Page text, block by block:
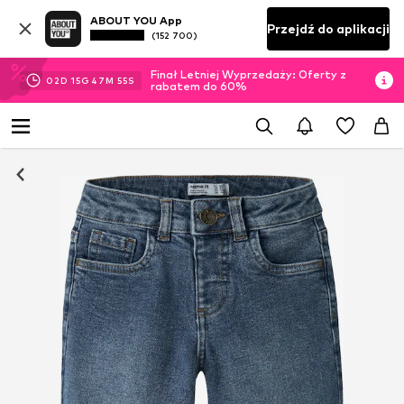
ABOUT YOU App
(152 700) Przejdź do aplikacji
02D 15G 47M 54S
Finał Letniej Wyprzedaży: Oferty z
rabatem do 60%